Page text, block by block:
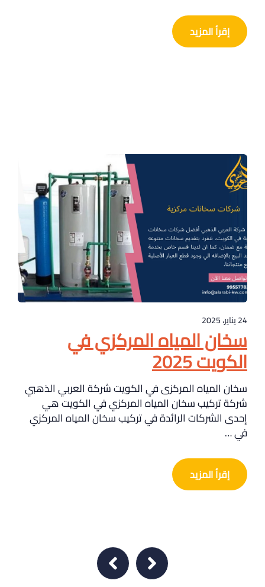
إقرأ المزيد
24 يناير، 2025
سخان المياه المركزي في
الكويت 2025
سخان المياه المركزى في الكويت شركة العربي الذهبي
شركة تركيب سخان المياه المركزي في الكويت هي
إحدى الشركات الرائدة في تركيب سخان المياه المركزي
في …
إقرأ المزيد